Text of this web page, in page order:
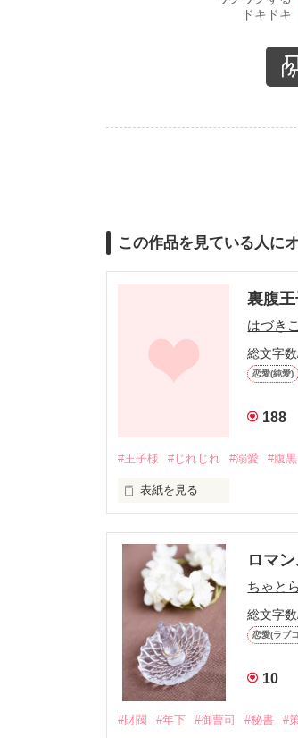
この作品を見ている人に
裏腹
はづき
総文字
恋愛(純愛)
188
#王子様 #じれじれ #溺愛 #腹黒
表紙を見る
でも、見た目は完璧な王子様
そんな幼なじみの彼と
12年ぶりに再会したら、
ひとつ屋根の下で暮らすこ
「俺と一緒に寝るか？」
ロマ
ちゃと
総文字
恋愛(ラブ
10
#財閥 #年下 #御曹司 #秘書 #